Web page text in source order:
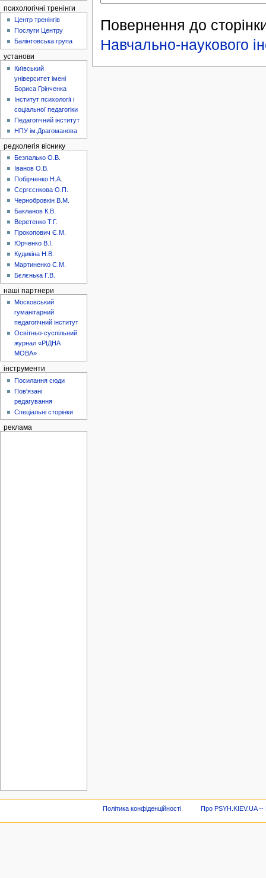
Повернення до
Навчально-наукового
психологічні тренінги
Центр тренінгів
Послуги Центру
Балінтовська група
установи
Київський
університет імені
Бориса Грінченка
Інститут психології і
соціальної педагогіки
Педагогічний інститут
НПУ ім.Драгоманова
редколегія віснику
Безпалько О.В.
Іванов О.В.
Побірченко Н.А.
Сєргєєнкова О.П.
Чернобровкін В.М.
Бакланов К.В.
Веретенко Т.Г.
Прокопович Є.М.
Юрченко В.І.
Кудикіна Н.В.
Мартиненко С.М.
Бєлєнька Г.В.
наші партнери
Московський
гуманітарний
педагогічний інститут
Освітньо-суспільний
журнал «РІДНА
МОВА»
інструменти
Посилання сюди
Пов'язані
редагування
Спеціальні сторінки
реклама
Політика конфіденційності Про PSYH.KIEV.UA --